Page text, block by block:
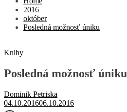
2016
október
Posledná možnosť úniku
Knihy
Posledná možnosť úniku
Dominik Petriska
04.10.201606.10.2016